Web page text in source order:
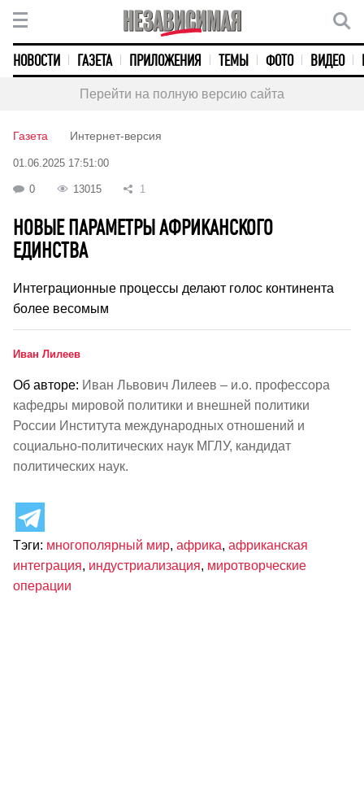
НОВОСТИ ГАЗЕТА ПРИЛОЖЕНИЯ ТЕМЫ ФОТО ВИДЕО
Перейти на полную версию сайта
Газета Интернет-версия
01.06.2025 17:51:00
0 13015 1
НОВЫЕ ПАРАМЕТРЫ АФРИКАНСКОГО
ЕДИНСТВА
Интеграционные процессы делают голос континента
более весомым
Иван Лилеев
Об авторе: Иван Львович Лилеев – и.о. профессора
кафедры мировой политики и внешней политики
России Института международных отношений и
социально-политических наук МГЛУ, кандидат
политических наук.
Тэги: многополярный мир, африка, африканская
интеграция, индустриализация, миротворческие
операции